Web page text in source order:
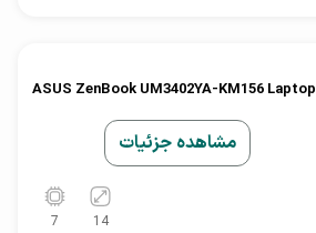
14
7
ASUS ZenBook UM3402YA-KM156 Laptop
مشاهده جزئیات